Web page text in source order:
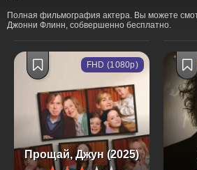
Полная фильмография актера. Вы можете
Джонни Флинн, собвершенно бесплатно.
Прощай, Джун (2025)
FHD (1080p)